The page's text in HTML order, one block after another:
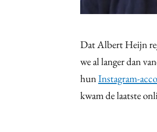
Dat Albert Heijn
we al langer dan
hunInstagram-
kwam de laatste